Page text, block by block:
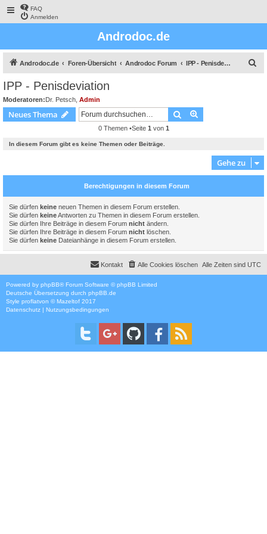
FAQ
Anmelden
Androdoc.de
Androdoc.de Foren-Übersicht Androdoc Forum IPP - Penisdeviation
IPP - Penisdeviation
Moderatoren:Dr. Petsch Admin
Neues Thema Suche
0 Themen •Seite 1 von 1
In diesem Forum gibt es keine Themen oder Beiträge.
Gehe zu
Berechtigungen in diesem Forum
Sie dürfen keine neuen Themen in diesem Forum erstellen.
Sie dürfen keineAntworten zu Themen in diesem Forum erstellen.
Sie dürfen Ihre Beiträge in diesem Forum nicht ändern.
Sie dürfen Ihre Beiträge in diesem Forum nicht löschen.
Sie dürfen keine Dateianhänge in diesem Forum erstellen.
Alle Zeiten sind UTC
Alle Cookies löschen
Kontakt
Powered by phpBB® Forum Software © phpBB Limited
Deutsche Übersetzung durch phpBB.de
Style proflatvon ©Mazeltof 2017
Datenschutz | Nutzungsbedingungen